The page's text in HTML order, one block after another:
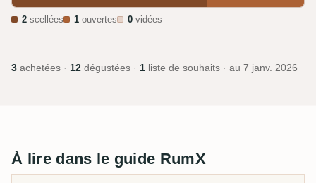
2 scellées 1 ouvertes 0 vidées
3 achetées · 12 dégustées · 1 liste de souhaits · au 7 janv. 2026
À lire dans le guide RumX